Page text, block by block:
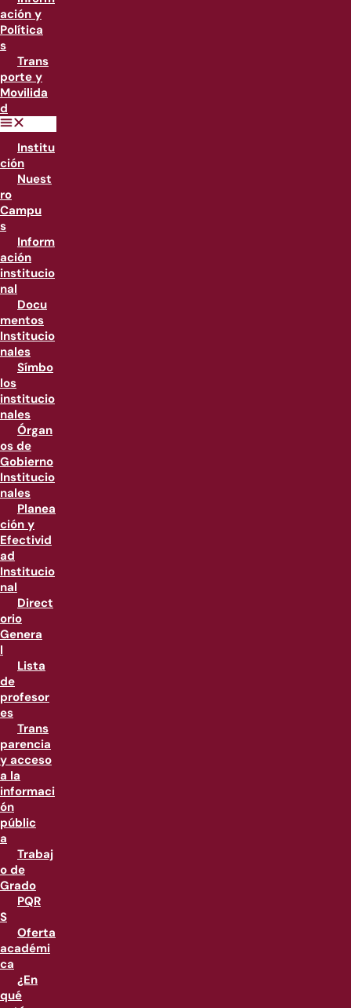
ación y
Política
s
Trans
porte y
Movilida
d
Institu
ción
Nuest
ro
Campu
s
Inform
ación
institucio
nal
Docu
mentos
Institucio
nales
Símbo
los
institucio
nales
Órgan
os de
Gobierno
Institucio
nales
Planea
ción y
Efectivid
ad
Institucio
nal
Direct
orio
Genera
l
Lista
de
profesor
es
Trans
parencia
y acceso
a la
informaci
ón
públic
a
Trabaj
o de
Grado
PQR
S
Oferta
académi
ca
¿En
qué